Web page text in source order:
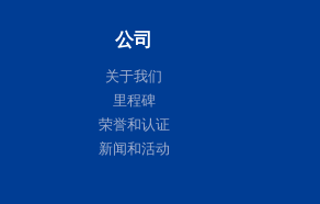
公司
关于我们
里程碑
荣誉和认证
新闻和活动